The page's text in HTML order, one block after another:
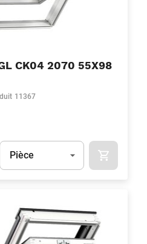
CK04 2070 55X98
11367
Unité
Pièce